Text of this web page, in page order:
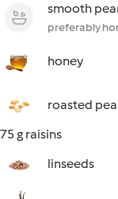
smooth
preferably
honey
roasted
75 g raisins
linseeds